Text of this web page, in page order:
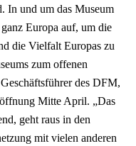
In und um das Museum
Europa auf, um die
die Vielfalt Europas zu
zum offenen
des DFM,
Mitte April. „Das
geht raus in den
mit vielen anderen